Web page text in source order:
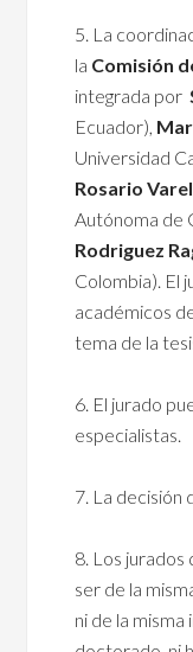
5. La
la Comisión
integrada por
Ecuador),
Universidad
Rosario
Autónoma de
Rodriguez
Colombia). El
académicos
tema de la
6. El jurado
especialistas.
7. La decisión
8. Los jurados
ser de la
ni de la